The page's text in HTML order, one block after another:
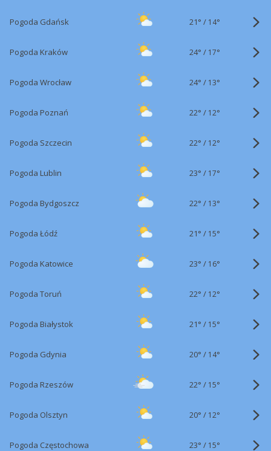
Pogoda Gdańsk 21° / 14°
Pogoda Kraków 24° / 17°
Pogoda Wrocław 24° / 13°
Pogoda Poznań 22° / 12°
Pogoda Szczecin 22° / 12°
Pogoda Lublin 23° / 17°
Pogoda Bydgoszcz 22° / 13°
Pogoda Łódź 21° / 15°
Pogoda Katowice 23° / 16°
Pogoda Toruń 22° / 12°
Pogoda Białystok 21° / 15°
Pogoda Gdynia 20° / 14°
Pogoda Rzeszów 22° / 15°
Pogoda Olsztyn 20° / 12°
Pogoda Częstochowa 23° / 15°